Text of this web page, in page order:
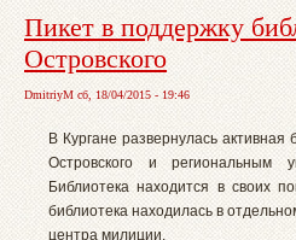
Пикет в поддержку
Островского
DmitriyM сб, 18/04/2015 - 19:46
В Кургане развернулась
Островского и
Библиотека находится в своих
библиотека находилась в
центра милиции.